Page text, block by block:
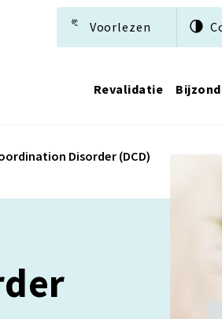
Voorlezen
Revalidatie
Disorder (DCD)